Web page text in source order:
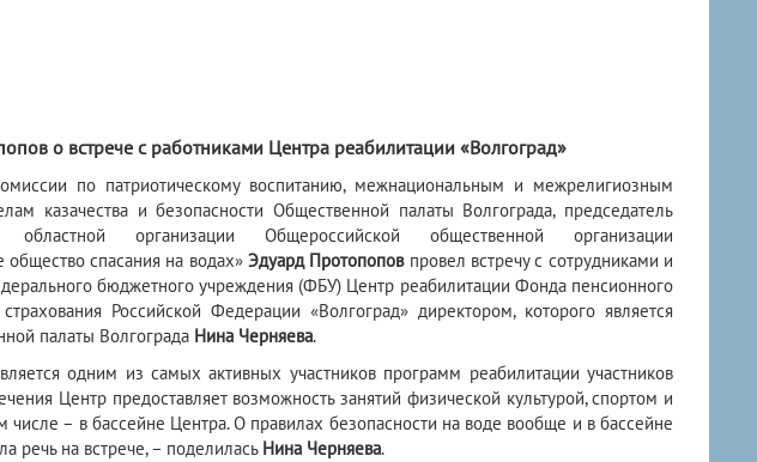
о встрече с работниками Центра реабилитации «Волгоград»
по патриотическому воспитанию, межнациональным и межрелигиозным
казачества и безопасности Общественной палаты Волгограда, председатель
областной организации Общероссийской общественной организации
общество спасания на водах»Эдуард Протопоповпровел встречу с сотрудниками и
бюджетного учреждения (ФБУ) Центр реабилитации Фонда пенсионного
Российской Федерации «Волгоград» директором, которого является
палаты Волгограда Нина Черняева.
одним из самых активных участников программ реабилитации участников
Центр предоставляет возможность занятий физической культурой, спортом и
числе – в бассейне Центра. О правилах безопасности на воде вообще и в бассейне
речь на встрече, – поделилась Нина Черняева.